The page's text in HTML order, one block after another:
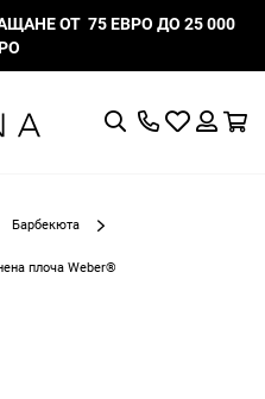
ОТ 75 ЕВРО ДО 25 000
ТърсенеМоят
Барбекюта
плоча Weber®